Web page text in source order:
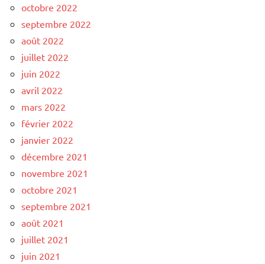
octobre 2022
septembre 2022
août 2022
juillet 2022
juin 2022
avril 2022
mars 2022
février 2022
janvier 2022
décembre 2021
novembre 2021
octobre 2021
septembre 2021
août 2021
juillet 2021
juin 2021